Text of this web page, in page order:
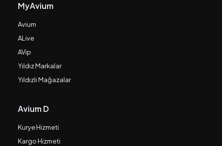
MyAvium
Avium
ALive
AVip
Yıldız Markalar
Yıldızlı Mağazalar
Avium D
Kurye Hizmeti
Kargo Hizmeti